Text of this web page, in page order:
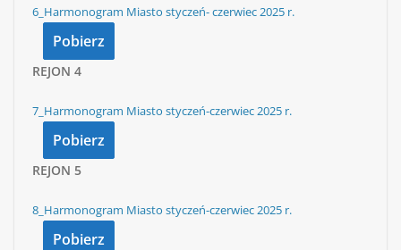
6_Harmonogram Miasto styczeń- czerwiec 2025 r.
Pobierz
REJON 4
7_Harmonogram Miasto styczeń-czerwiec 2025 r.
Pobierz
REJON 5
8_Harmonogram Miasto styczeń-czerwiec 2025 r.
Pobierz